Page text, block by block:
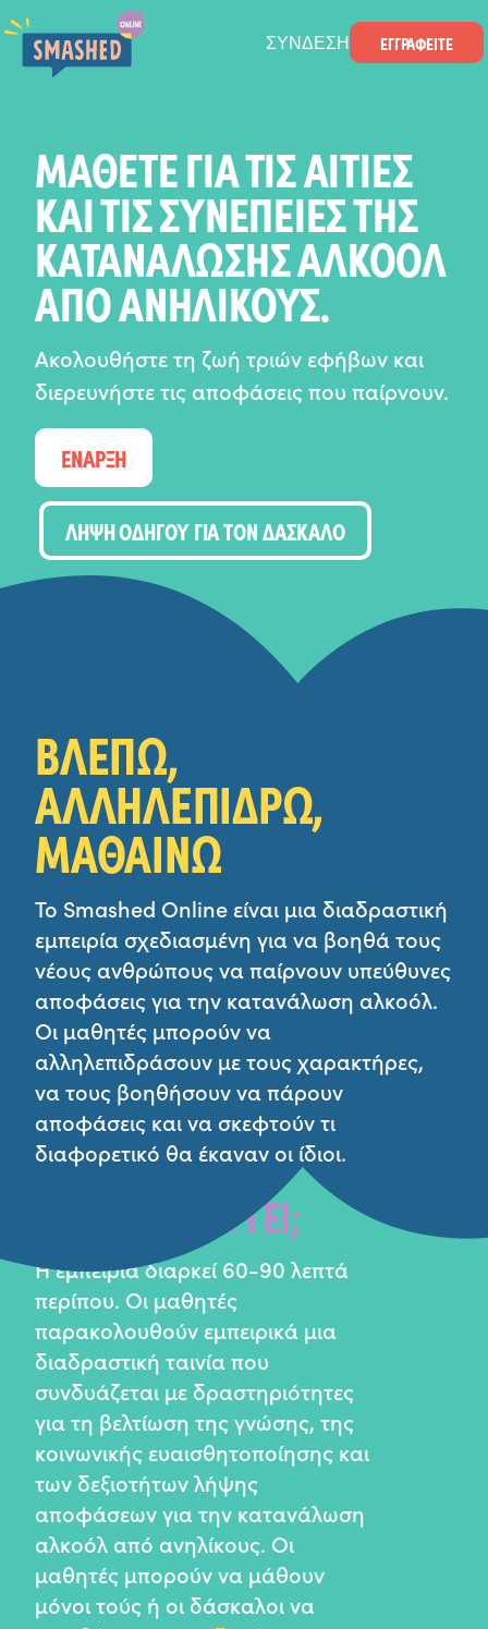
ΜΕΤΑΒΑΣΗ ΣΤΟ ΚΥΡΙΟ ΠΕΡΙΕΧΟΜΕΝΟ
Smashed OnlineΣΥΝΔΕΣΗ ΕΓΓΡΑΦΕΙΤΕ
ΜΑΘΕΤΕ ΓΙΑ ΤΙΣ ΑΙΤΙΕΣ
ΚΑΙ ΤΙΣ ΣΥΝΕΠΕΙΕΣ ΤΗΣ
ΚΑΤΑΝΑΛΩΣΗΣ ΑΛΚΟΟΛ
ΑΠΟ ΑΝΗΛΙΚΟΥΣ.
Ακολουθήστε τη ζωή τριών εφήβων και
διερευνήστε τις αποφάσεις που παίρνουν.
ΕΝΑΡΞΗ
ΛΗΨΗ ΟΔΗΓΟΥ ΓΙΑ ΤΟΝ ΔΑΣΚΑΛΟ
ΒΛΕΠΩ,
ΑΛΛΗΛΕΠΙΔΡΩ,
ΜΑΘΑΙΝΩ
Το Smashed Online είναι μια διαδραστική
εμπειρία σχεδιασμένη για να βοηθά τους
νέους ανθρώπους να παίρνουν υπεύθυνες
αποφάσεις για την κατανάλωση αλκοόλ.
Οι μαθητές μπορούν να
αλληλεπιδράσουν με τους χαρακτήρες,
να τους βοηθήσουν να πάρουν
αποφάσεις και να σκεφτούν τι
διαφορετικό θα έκαναν οι ίδιοι.
ΠΩΣ ΛΕΙΤΟΥΡΓΕΙ;
Η εμπειρία διαρκεί 60-90 λεπτά
περίπου. Οι μαθητές
παρακολουθούν εμπειρικά μια
διαδραστική ταινία που
συνδυάζεται με δραστηριότητες
για τη βελτίωση της γνώσης, της
κοινωνικής ευαισθητοποίησης και
των δεξιοτήτων λήψης
αποφάσεων για την κατανάλωση
αλκοόλ από ανηλίκους. Οι
μαθητές μπορούν να μάθουν
μόνοι τούς ή οι δάσκαλοι να